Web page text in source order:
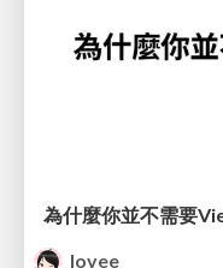
lovee